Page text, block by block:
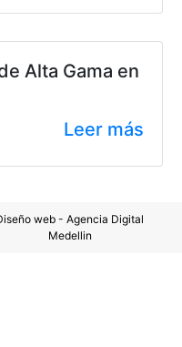
Alta Gama en
Leer más
web - Agencia Digital
Medellin